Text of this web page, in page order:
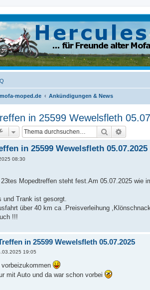
mofa-moped.de Ankündigungen & News
in 25599 Wewelsfleth
Suche
in 25599 Wewelsfleth 05.07.2025
08:30
23tes Mopedtreffen steht fest.Am 05.07.2025 wie
und Trank ist gesorgt.
über 40 km ca .Preisverleihung
!!!
in 25599 Wewelsfleth 05.07.2025
19:05
mit Auto und da war schon vorbei